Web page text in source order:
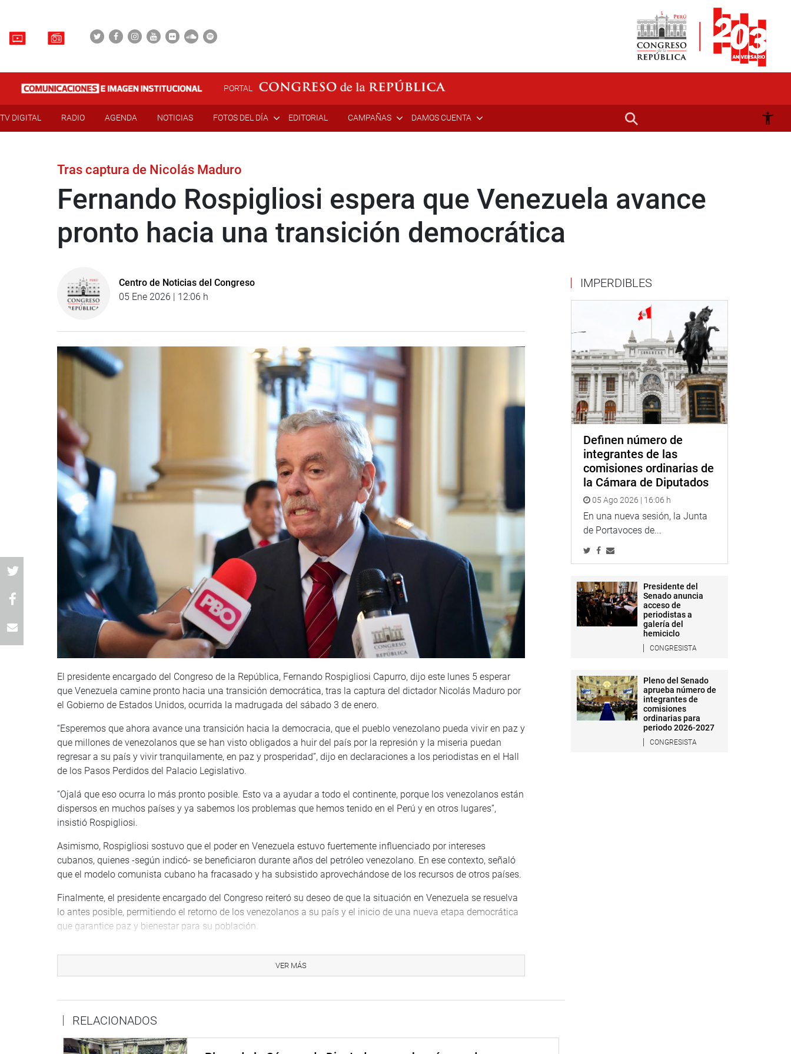
PORTAL
TV DIGITAL RADIO AGENDA NOTICIAS FOTOS DEL DÍA EDITORIAL CAMPAÑAS DAMOS CUENTA
Tras captura de Nicolás Maduro
Fernando Rospigliosi espera que Venezuela avance
pronto hacia una transición democrática
Centro de Noticias del Congreso
05 Ene 2026 | 12:06 h
El presidente encargado del Congreso de la República, Fernando Rospigliosi Capurro, dijo este lunes 5 esperar
que Venezuela camine pronto hacia una transición democrática, tras la captura del dictador Nicolás Maduro por
el Gobierno de Estados Unidos, ocurrida la madrugada del sábado 3 de enero.
“Esperemos que ahora avance una transición hacia la democracia, que el pueblo venezolano pueda vivir en paz y
que millones de venezolanos que se han visto obligados a huir del país por la represión y la miseria puedan
regresar a su país y vivir tranquilamente, en paz y prosperidad”, dijo en declaraciones a los periodistas en el Hall
de los Pasos Perdidos del Palacio Legislativo.
“Ojalá que eso ocurra lo más pronto posible. Esto va a ayudar a todo el continente, porque los venezolanos están
dispersos en muchos países y ya sabemos los problemas que hemos tenido en el Perú y en otros lugares”,
insistió Rospigliosi.
Asimismo, Rospigliosi sostuvo que el poder en Venezuela estuvo fuertemente influenciado por intereses
cubanos, quienes -según indicó- se beneficiaron durante años del petróleo venezolano. En ese contexto, señaló
que el modelo comunista cubano ha fracasado y ha subsistido aprovechándose de los recursos de otros países.
Finalmente, el presidente encargado del Congreso reiteró su deseo de que la situación en Venezuela se resuelva
lo antes posible, permitiendo el retorno de los venezolanos a su país y el inicio de una nueva etapa democrática
que garantice paz y bienestar para su población.
VER MÁS
RELACIONADOS
IMPERDIBLES
Definen número de
integrantes de las
comisiones ordinarias de
la Cámara de Diputados
05 Ago 2026 | 16:06 h
En una nueva sesión, la Junta
de Portavoces de...
Presidente del
Senado anuncia
acceso de
periodistas a
galería del
hemiciclo
CONGRESISTA
Pleno del Senado
aprueba número de
integrantes de
comisiones
ordinarias para
periodo 2026-2027
CONGRESISTA